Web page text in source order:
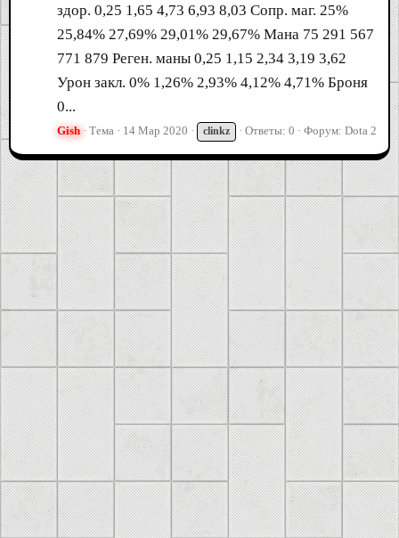
здор. 0,25 1,65 4,73 6,93 8,03 Сопр. маг. 25%
25,84% 27,69% 29,01% 29,67% Мана 75 291 567
771 879 Реген. маны 0,25 1,15 2,34 3,19 3,62
Урон закл. 0% 1,26% 2,93% 4,12% 4,71% Броня
0...
Gish Тема 14 Мар 2020 clinkz Ответы: 0 Форум: Dota 2